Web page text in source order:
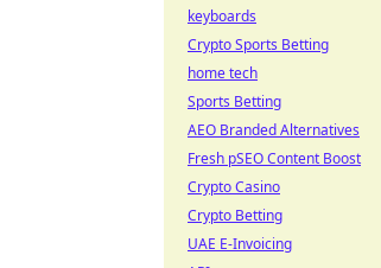
keyboards
Crypto Sports Betting
home tech
Sports Betting
AEO Branded Alternatives
Fresh pSEO Content Boost
Crypto Casino
Crypto Betting
UAE E-Invoicing